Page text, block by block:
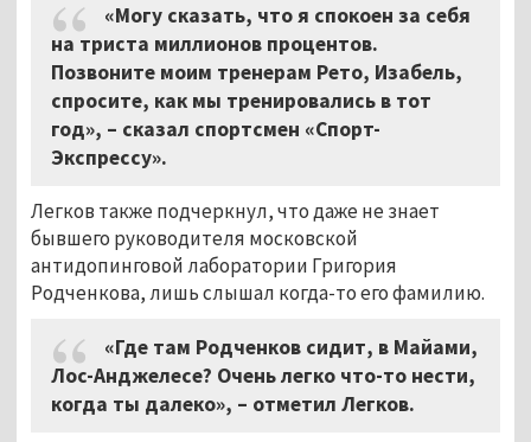
«Могу сказать, что я спокоен за себя
на триста миллионов процентов.
Позвоните моим тренерам Рето, Изабель,
спросите, как мы тренировались в тот
год», – сказал спортсмен «Спорт-
Экспрессу».
Легков также подчеркнул, что даже не знает
бывшего руководителя московской
антидопинговой лаборатории Григория
Родченкова, лишь слышал когда-то его фамилию.
«Где там Родченков сидит, в Майами,
Лос-Анджелесе? Очень легко что-то нести,
когда ты далеко», – отметил Легков.